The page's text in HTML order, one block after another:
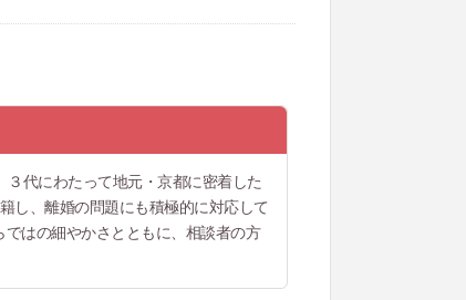
３代にわたって地元・京都に密着した
し、離婚の問題にも積極的に対応して
はの細やかさとともに、相談者の方